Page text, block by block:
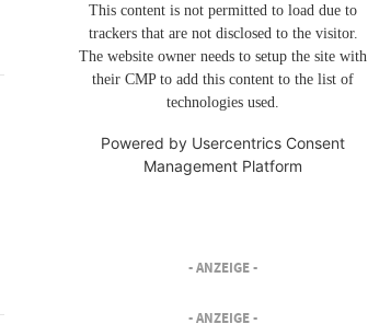
This content is not permitted to load due to
trackers that are not disclosed to the visitor.
The website owner needs to setup the site with
their CMP to add this content to the list of
technologies used.
Powered by Usercentrics Consent
Management Platform
- ANZEIGE -
- ANZEIGE -